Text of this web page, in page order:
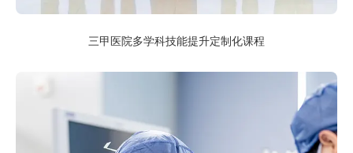
三甲医院多学科技能提升定制化课程